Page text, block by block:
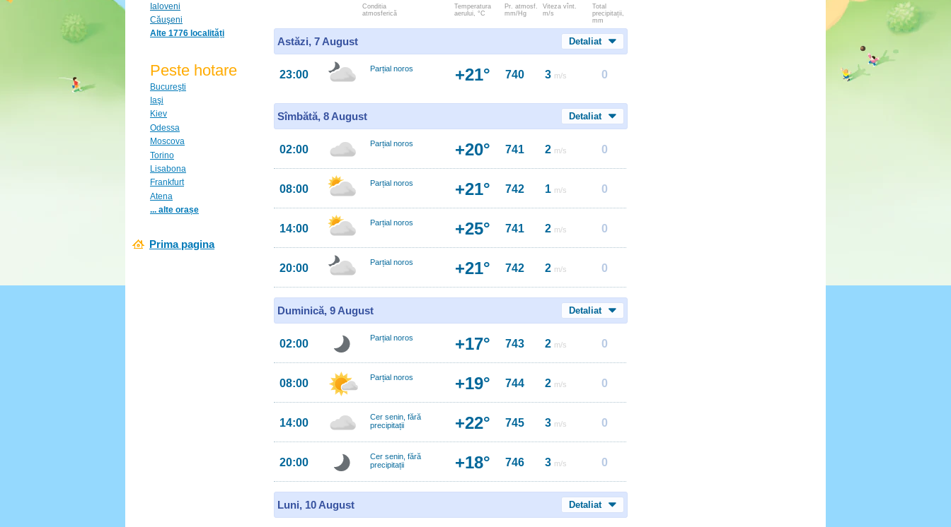
Ialoveni
Căuşeni
Alte 1776 localități
Peste hotare
Bucureşti
Iaşi
Kiev
Odessa
Moscova
Torino
Lisabona
Frankfurt
Atena
... alte orașe
Prima pagina
Conditia
atmosferică
Temperatura
aerului, °C
Pr. atmosf.
mm/Hg
Viteza vînt.
m/s
Total
precipitații,
mm
Astăzi, 7 August Detaliat
23:00 Parțial noros +21° 740 3 m/s 0
Sîmbătă, 8 August Detaliat
02:00 Parțial noros +20° 741 2 m/s 0
08:00 Parțial noros +21° 742 1 m/s 0
14:00 Parțial noros +25° 741 2 m/s 0
20:00 Parțial noros +21° 742 2 m/s 0
Duminică, 9 August Detaliat
02:00 Parțial noros +17° 743 2 m/s 0
08:00 Parțial noros +19° 744 2 m/s 0
14:00
Cer senin, fără
precipitații
+22° 745 3 m/s 0
20:00
Cer senin, fără
precipitații
+18° 746 3 m/s 0
Luni, 10 August Detaliat